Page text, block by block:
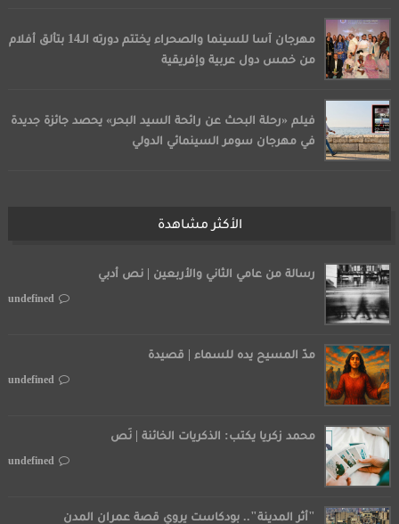
مهرجان آسا للسينما والصحراء يختتم دورته الـ14 بتألق أفلام
من خمس دول عربية وإفريقية
فيلم «رحلة البحث عن رائحة السيد البحر» يحصد جائزة جديدة
في مهرجان سومر السينمائي الدولي
الأكثر مشاهدة
رسالة من عامي الثاني والأربعين | نص أدبي
مدّ المسيح يده للسماء | قصيدة
محمد زكريا يكتب: الذكريات الخائنة | نَص
"أثر المدينة".. بودكاست يروي قصة عمران المدن